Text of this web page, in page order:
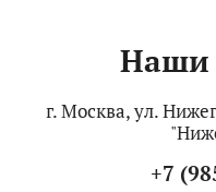
Наши
г. Москва, ул.
+7